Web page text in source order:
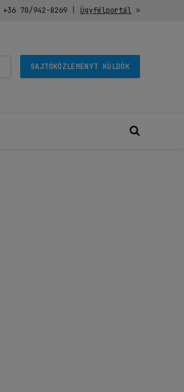
+36 70/942-8269| Ügyfélportál»
SAJTÓKÖZLEMÉNYT KÜLDÖK